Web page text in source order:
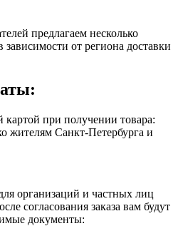
предлагаем несколько
зависимости от региона доставки
при получении товара:
жителям Санкт-Петербурга и
организаций и частных лиц
согласования заказа вам будут
документы: